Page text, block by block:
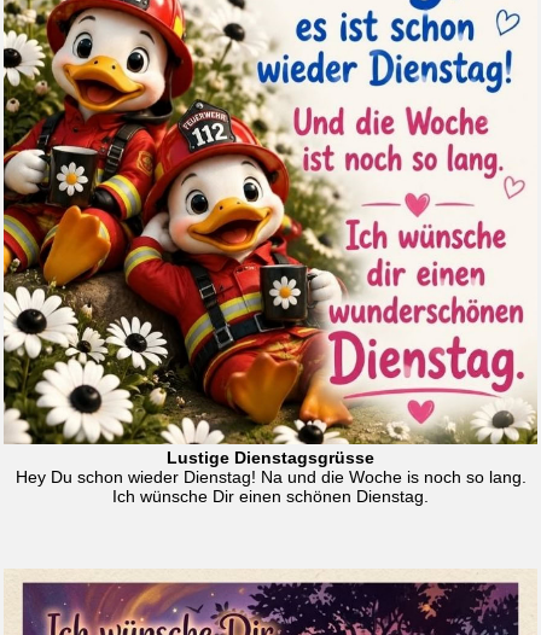
Lustige Dienstagsgrüsse
Hey Du schon wieder Dienstag! Na und die Woche is noch so lang.
Ich wünsche Dir einen schönen Dienstag.